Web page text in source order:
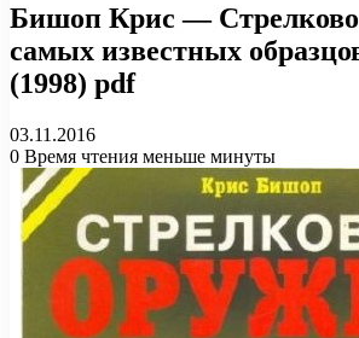
Бишоп Крис —
самых известных
(1998) pdf
03.11.2016
0 Время чтения меньше минуты